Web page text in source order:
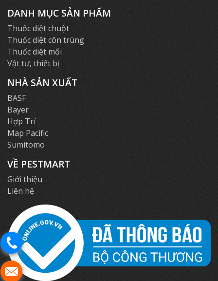
DANH MỤC SẢN PHẨM
Thuốc diệt chuột
Thuốc diệt côn trùng
Thuốc diệt mối
Vật tư, thiết bị
NHÀ SẢN XUẤT
BASF
Bayer
Hợp Trí
Map Pacific
Sumitomo
VỀ PESTMART
Giới thiệu
Liên hệ